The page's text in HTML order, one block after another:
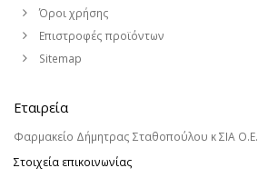
Όροι χρήσης
Επιστροφές προϊόντων
Sitemap
Εταιρεία
Φαρμακείο Δήμητρας Σταθοπούλου κ ΣΙΑ Ο.Ε.
Στοιχεία επικοινωνίας